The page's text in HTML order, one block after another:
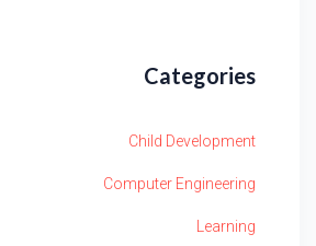
Categories
Child Development
Computer Engineering
Learning